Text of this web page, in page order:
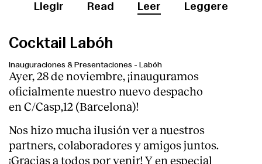
Llegir Read Leer Leggere
Cocktail Labóh
Inauguraciones & Presentaciones - Labóh
Ayer, 28 de noviembre, ¡inauguramos
oficialmente nuestro nuevo despacho
en C/Casp,12 (Barcelona)!
Nos hizo mucha ilusión ver a nuestros
partners, colaboradores y amigos juntos.
¡Gracias a todos por venir! Y en especial